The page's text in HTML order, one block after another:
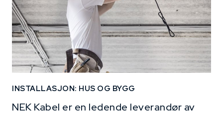
INSTALLASJON: HUS OG BYGG
NEK Kabel er en ledende leverandør av